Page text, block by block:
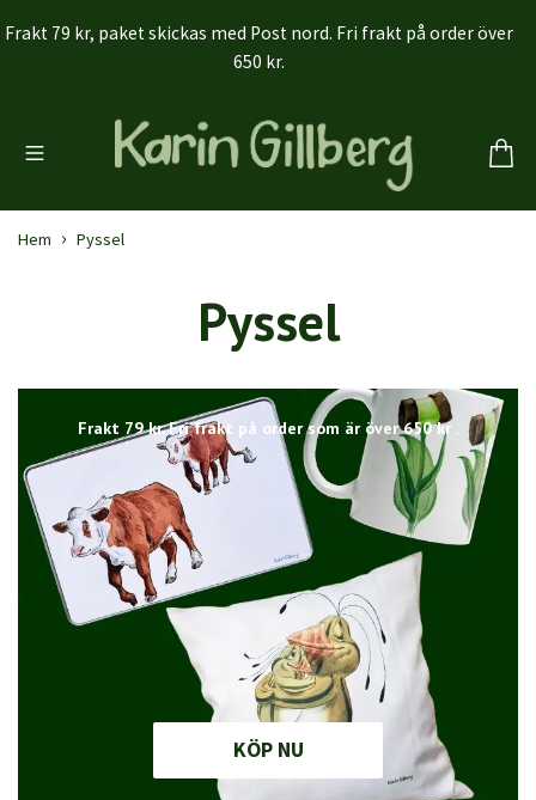
Frakt 79 kr, paket skickas med Post nord. Fri frakt på order över
650 kr.
Frakt 79 kr. Fri frakt på order som är över 650 kr .
KÖP NU
Hem Pyssel
Pyssel